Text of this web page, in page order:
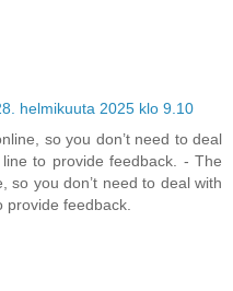
helmikuuta 2025 klo 9.10
so you don’t need to deal
to provide feedback. - The
so you don’t need to deal with
feedback.